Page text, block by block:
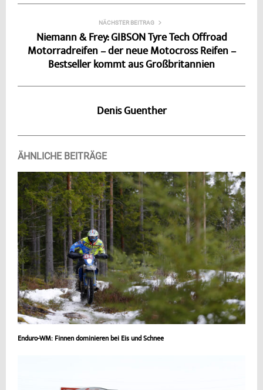
NÄCHSTER BEITRAG
Niemann & Frey: GIBSON Tyre Tech Offroad
Motorradreifen – der neue Motocross Reifen –
Bestseller kommt aus Großbritannien
Denis Guenther
ÄHNLICHE BEITRÄGE
Enduro-WM: Finnen dominieren bei Eis und Schnee